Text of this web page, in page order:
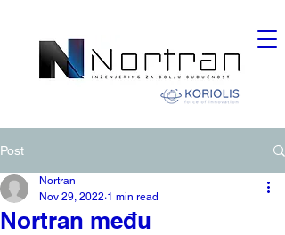
Post
Nortran među
Nortran
Nov 29, 2022 1 min read